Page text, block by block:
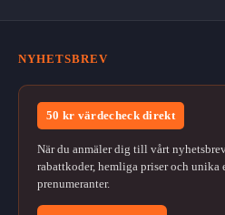
NYHETSBREV
50 kr värdecheck direkt
När du anmäler dig till vårt
rabattkoder, hemliga priser och
prenumeranter.